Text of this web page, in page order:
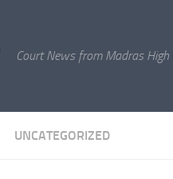
Court News from Madras High
UNCATEGORIZED